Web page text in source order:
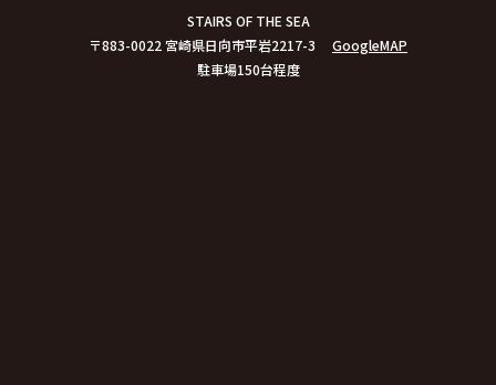
STAIRS OF THE SEA
〒883-0022 宮崎県日向市平岩2217-3
GoogleMAP
駐車場150台程度